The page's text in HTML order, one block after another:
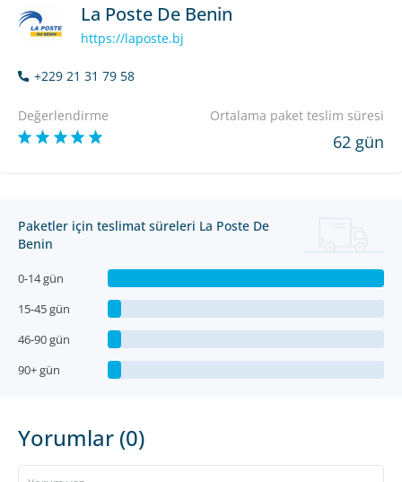
La Poste De Benin
https://laposte.bj
+229 21 31 79 58
Değerlendirme Ortalama paket teslim süresi
62 gün
Paketler için teslimat süreleri La Poste De
Benin
0-14 gün
15-45 gün
46-90 gün
90+ gün
Yorumlar (0)